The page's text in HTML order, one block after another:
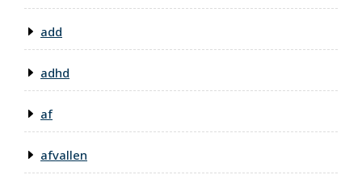
add
adhd
af
afvallen